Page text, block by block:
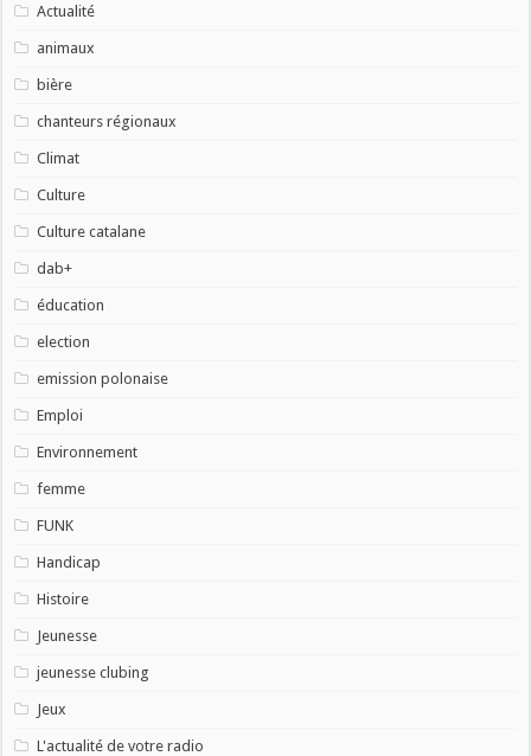
Actualité
animaux
bière
chanteurs régionaux
Climat
Culture
Culture catalane
dab+
éducation
election
emission polonaise
Emploi
Environnement
femme
FUNK
Handicap
Histoire
Jeunesse
jeunesse clubing
Jeux
L'actualité de votre radio